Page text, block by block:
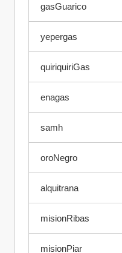
gasGuarico
yepergas
quiriquiriGas
enagas
samh
oroNegro
alquitrana
misionRibas
misionPiar